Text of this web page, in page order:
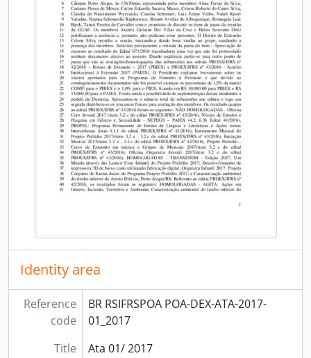
[Subfonds] Núcleo de Memória
Identity area
Reference
code
BR RSIFRSPOA POA-DEX-ATA-2017-
01_2017
Title
Ata 01/ 2017